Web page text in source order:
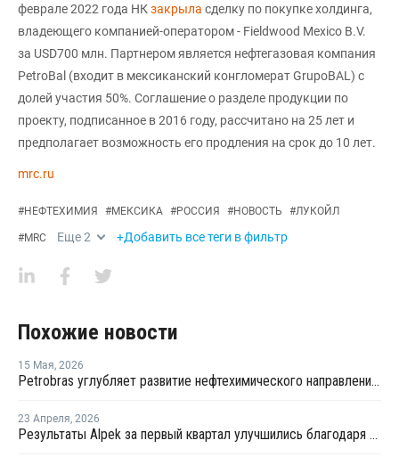
феврале 2022 года НКзакрыла сделку по покупке холдинга,
владеющего компанией-оператором - Fieldwood Mexico B.V.
за USD700 млн. Партнером является нефтегазовая компания
PetroBal (входит в мексиканский конгломерат GrupoBAL) с
долей участия 50%. Соглашение о разделе продукции по
проекту, подписанное в 2016 году, рассчитано на 25 лет и
предполагает возможность его продления на срок до 10 лет.
mrc.ru
#НЕФТЕХИМИЯ #МЕКСИКА #РОССИЯ #НОВОСТЬ #ЛУКОЙЛ
#MRC Еще2 +Добавить все теги в фильтр
Похожие новости
15 Мая, 2026
Petrobras углубляет развитие нефтехимического направления совместно с Braskem
23 Апреля, 2026
Результаты Alpek за первый квартал улучшились благодаря росту маржи продаж ПЭТ-продукции в марте, вызванному войной